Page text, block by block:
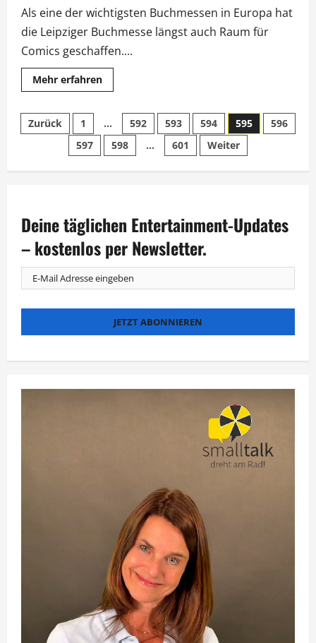
Als eine der wichtigsten Buchmessen in Europa hat
die Leipziger Buchmesse längst auch Raum für
Comics geschaffen....
Mehr erfahrenMehr
Informationen
der
Buchmesse:
„Eine
einzigartige
Literaturform“
Seitennummerierung
Zurück 1 … 592 593 594 595
596
597
598 … 601 Weiter
Deine täglichen Entertainment-Updates
– kostenlos per Newsletter.